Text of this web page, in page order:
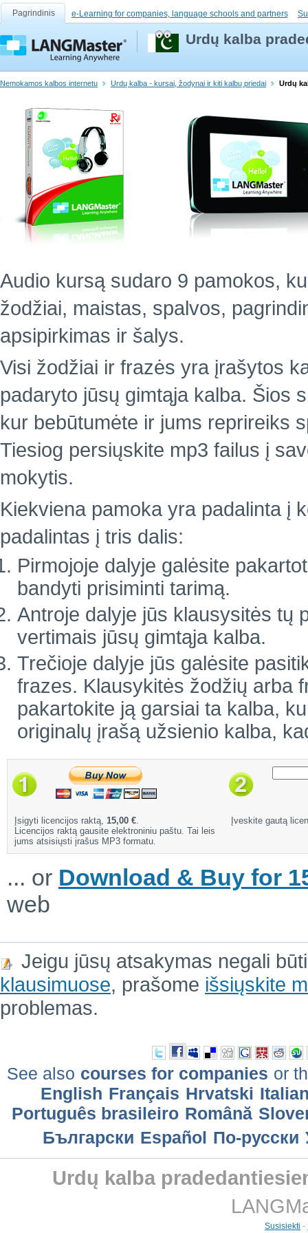
Pagrindinis e-Learning for companies, language schools and partners
Urdų kalba
Nemokamos kalbos internetu Urdų kalba - kursai, žodynai ir kiti kalbų priedai Urdų
Audio kursą sudaro 9 pamokos,
žodžiai, maistas, spalvos,
apsipirkimas ir šalys.
Visi žodžiai ir frazės yra įrašytos
padaryto jūsų gimtąja kalba. Šios
kur bebūtumėte ir jums reprireiks
Tiesiog persiųskite mp3 failus į
mokytis.
Kiekviena pamoka yra padalinta į
padalintas į tris dalis:
Pirmojoje dalyje galėsite
bandyti prisiminti tarimą.
Antroje dalyje jūs klausysitės tų
vertimais jūsų gimtąja kalba.
Trečioje dalyje jūs galėsite
frazes. Klausykitės žodžių arba
pakartokite ją garsiai ta kalba,
originalų įrašą užsienio kalba,
Įsigyti licencijos raktą, 15,00 €.
Licencijos raktą gausite elektroniniu paštu. Tai leis
jums atsisiųsti įrašus MP3 formatu.
Įveskite gautą
... or Download & Buy for
web
Jeigu jūsų atsakymas negali
klausimuose, prašome išsiųskite
problemas.
See also courses for companies or
English Français Hrvatski
Português brasileiro Română
Български Еspañol По-русски
Urdų kalba
Susisiekti -